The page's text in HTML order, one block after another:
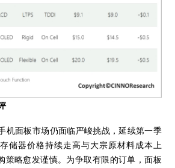
机面板市场仍面临严峻挑战，延续第一季
储器价格持续走高与大宗原材料成本上
策略愈发谨慎。为争取有限的订单，面板